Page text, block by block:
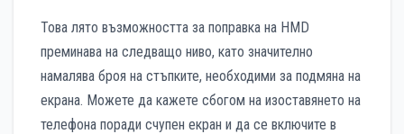
Това лято възможността за поправка на HMD
преминава на следващо ниво, като значително
намалява броя на стъпките, необходими за подмяна на
екрана. Можете да кажете сбогом на изоставянето на
телефона поради счупен екран и да се включите в